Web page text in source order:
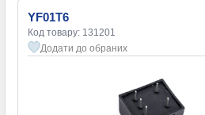
YF01T6
Код товару: 131201
Додати до обраних